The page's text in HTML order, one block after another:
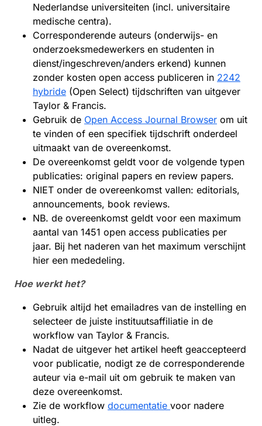
Nederlandse universiteiten (incl. universitaire
medische centra).
Corresponderende auteurs (onderwijs- en
onderzoeksmedewerkers en studenten in
dienst/ingeschreven/anders erkend) kunnen
zonder kosten open access publiceren in 2242
hybride (Open Select) tijdschriften van uitgever
Taylor & Francis.
Gebruik de Open Access Journal Browser om uit
te vinden of een specifiek tijdschrift onderdeel
uitmaakt van de overeenkomst.
De overeenkomst geldt voor de volgende typen
publicaties: original papers en review papers.
NIET onder de overeenkomst vallen: editorials,
announcements, book reviews.
NB. de overeenkomst geldt voor een maximum
aantal van 1451 open access publicaties per
jaar. Bij het naderen van het maximum verschijnt
hier een mededeling.
Hoe werkt het?
Gebruik altijd het emailadres van de instelling en
selecteer de juiste instituutsaffiliatie in de
workflow van Taylor & Francis.
Nadat de uitgever het artikel heeft geaccepteerd
voor publicatie, nodigt ze de corresponderende
auteur via e-mail uit om gebruik te maken van
deze overeenkomst.
Zie de workflow documentatie voor nadere
uitleg.